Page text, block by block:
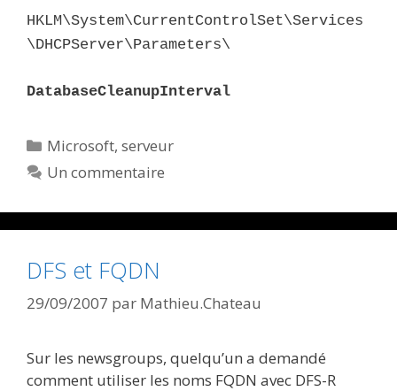
HKLM\System\CurrentControlSet\Services
\DHCPServer\Parameters\
DatabaseCleanupInterval
Catégories
Microsoft,serveur
Un commentaire
DFS et FQDN
29/09/2007 par Mathieu.Chateau
Sur les newsgroups, quelqu’un a demandé
comment utiliser les noms FQDN avec DFS-R